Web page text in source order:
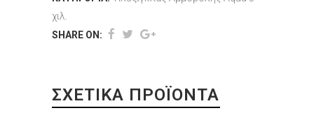
χιλ.
SHARE ON:
ΣΧΕΤΙΚΆ ΠΡΟΪΌΝΤΑ